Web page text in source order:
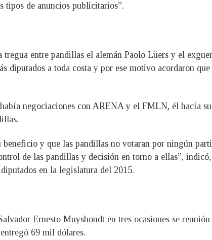
tipos de anuncios publicitarios”.
entre pandillas el alemán Paolo Lüers y el
a toda costa y por ese motivo acordaron que
negociaciones con ARENA y el FMLN, él hacía
y que las pandillas no votaran por ningún
de las pandillas y decisión en torno a ellas”,
en la legislatura del 2015.
Ernesto Muyshondt en tres ocasiones se
69 mil dólares.